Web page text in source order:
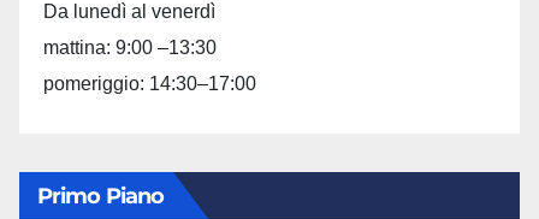
Da lunedì al venerdì
mattina: 9:00 –13:30
pomeriggio: 14:30–17:00
Primo Piano